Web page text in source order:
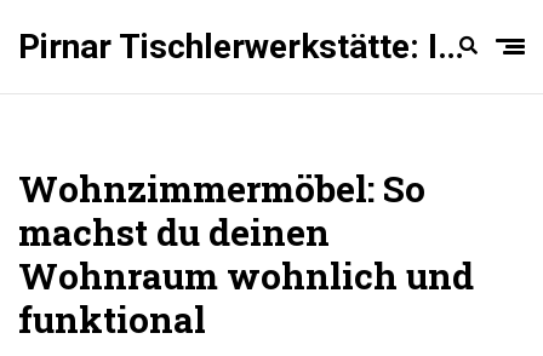
Pirnar Tischlerwerkstätte: Innentüren Experten
Wohnzimmermöbel: So
machst du deinen
Wohnraum wohnlich und
funktional